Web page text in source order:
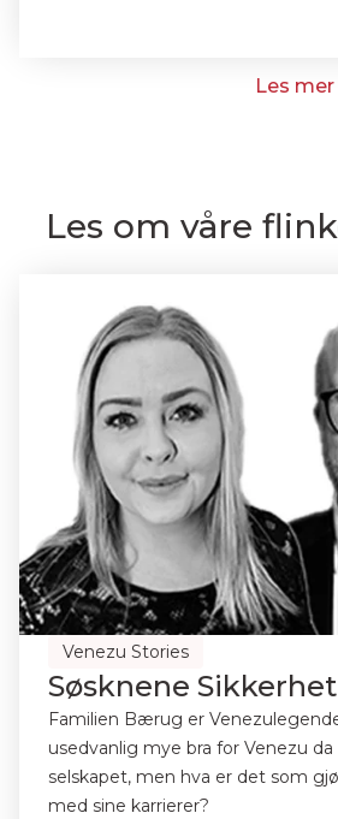
Les
Les om våre
Venezu Stories
Søsknene Sikkerhet
Familien Bærug er
usedvanlig mye bra for Venezu
selskapet, men hva er det som
med sine karrierer?